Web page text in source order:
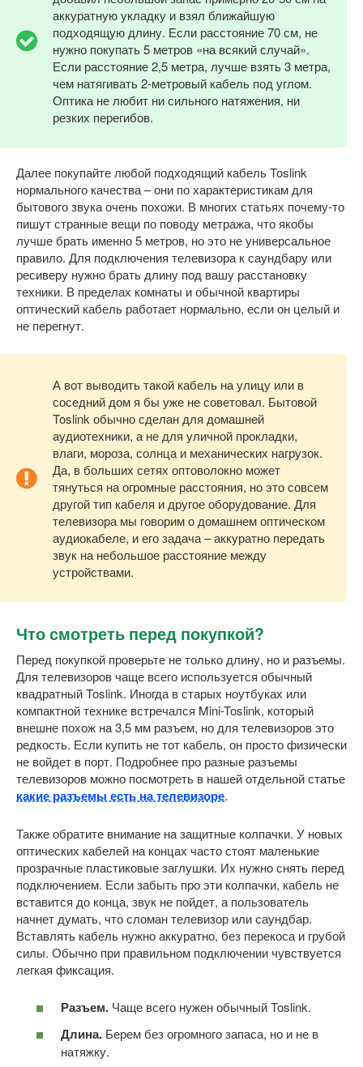
аккуратную укладку и взял ближайшую
подходящую длину. Если расстояние 70 см, не
нужно покупать 5 метров «на всякий случай».
Если расстояние 2,5 метра, лучше взять 3 метра,
чем натягивать 2-метровый кабель под углом.
Оптика не любит ни сильного натяжения, ни
резких перегибов.
Далее покупайте любой подходящий кабель Toslink
нормального качества – они по характеристикам для
бытового звука очень похожи. В многих статьях почему-то
пишут странные вещи по поводу метража, что якобы
лучше брать именно 5 метров, но это не универсальное
правило. Для подключения телевизора к саундбару или
ресиверу нужно брать длину под вашу расстановку
техники. В пределах комнаты и обычной квартиры
оптический кабель работает нормально, если он целый и
не перегнут.
А вот выводить такой кабель на улицу или в
соседний дом я бы уже не советовал. Бытовой
Toslink обычно сделан для домашней
аудиотехники, а не для уличной прокладки,
влаги, мороза, солнца и механических нагрузок.
Да, в больших сетях оптоволокно может
тянуться на огромные расстояния, но это совсем
другой тип кабеля и другое оборудование. Для
телевизора мы говорим о домашнем оптическом
аудиокабеле, и его задача – аккуратно передать
звук на небольшое расстояние между
устройствами.
Что смотреть перед покупкой?
Перед покупкой проверьте не только длину, но и разъемы.
Для телевизоров чаще всего используется обычный
квадратный Toslink. Иногда в старых ноутбуках или
компактной технике встречался Mini-Toslink, который
внешне похож на 3,5 мм разъем, но для телевизоров это
редкость. Если купить не тот кабель, он просто физически
не войдет в порт. Подробнее про разные разъемы
телевизоров можно посмотреть в нашей отдельной статье
какие разъемы есть на телевизоре.
Также обратите внимание на защитные колпачки. У новых
оптических кабелей на концах часто стоят маленькие
прозрачные пластиковые заглушки. Их нужно снять перед
подключением. Если забыть про эти колпачки, кабель не
вставится до конца, звук не пойдет, а пользователь
начнет думать, что сломан телевизор или саундбар.
Вставлять кабель нужно аккуратно, без перекоса и грубой
силы. Обычно при правильном подключении чувствуется
легкая фиксация.
Разъем. Чаще всего нужен обычный Toslink.
Длина. Берем без огромного запаса, но и не в
натяжку.